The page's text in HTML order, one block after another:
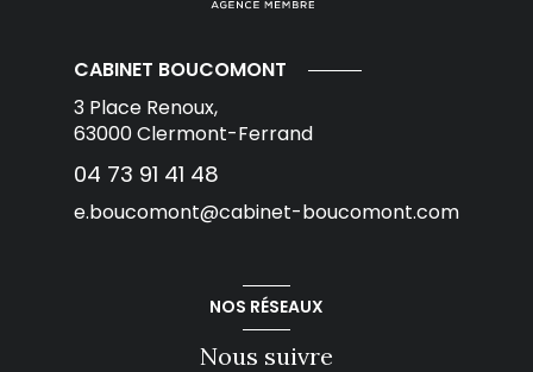
CABINET BOUCOMONT
3 Place Renoux,
63000Clermont-Ferrand
04 73 91 41 48
e.boucomont@cabinet-boucomont.com
NOS RÉSEAUX
Nous suivre